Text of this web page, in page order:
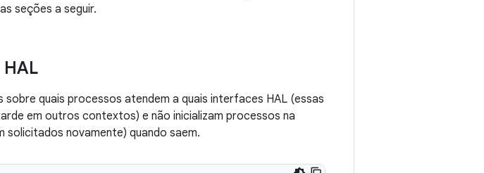
seções a seguir.
quais processos atendem a quais interfaces HAL (essas
em outros contextos) e não inicializam processos na
solicitados novamente) quando saem.